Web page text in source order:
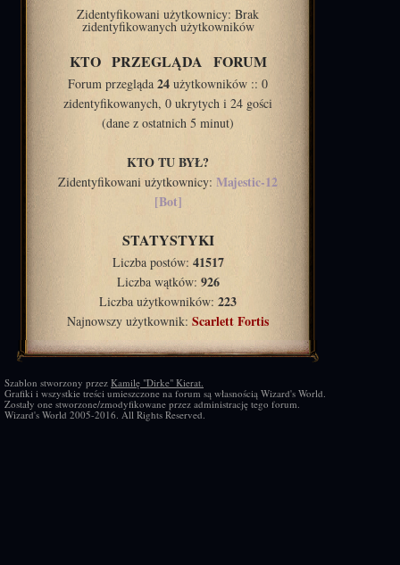
Zidentyfikowani użytkownicy: Brak
zidentyfikowanych użytkowników
KTO PRZEGLĄDA FORUM
Forum przegląda 24 użytkowników :: 0
zidentyfikowanych, 0 ukrytych i 24 gości
(dane z ostatnich 5 minut)
KTO TU BYŁ?
Zidentyfikowani użytkownicy: Majestic-12
[Bot]
STATYSTYKI
Liczba postów: 41517
Liczba wątków: 926
Liczba użytkowników: 223
Najnowszy użytkownik: Scarlett Fortis
Szablon stworzony przez Kamilę "Dirke" Kierat.
Grafiki i wszystkie treści umieszczone na forum są własnością Wizard's World.
Zostały one stworzone/zmodyfikowane przez administrację tego forum.
Wizard's World 2005-2016. All Rights Reserved.